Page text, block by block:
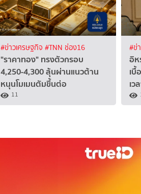
#ข่าวเศรษฐกิจ #TNN ช่อง16
"ราคาทอง" ทรงตัวกรอบ
4,250-4,300 ลุ้นผ่านแนวต้าน
หนุนโมเมนตัมขึ้นต่อ
11
#ข่
อิห
เ
เว